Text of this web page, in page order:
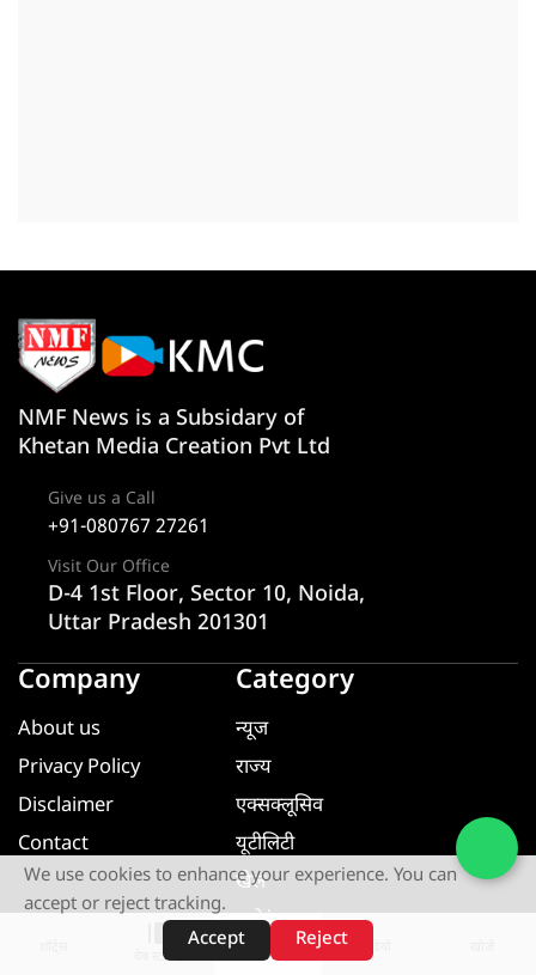
वेब स्टोरीज़
NMF News is a Subsidary of
Khetan Media Creation Pvt Ltd
Give us a Call
+91-080767 27261
Visit Our Office
D-4 1st Floor, Sector 10, Noida,
Uttar Pradesh 201301
Company
About us
Privacy Policy
Disclaimer
Contact
Category
न्यूज
राज्य
एक्सक्लूसिव
यूटीलिटी
खेल
मनोरंजन
धर्म ज्ञान
We use cookies to enhance your experience. You can
accept or reject tracking.
Accept
Reject